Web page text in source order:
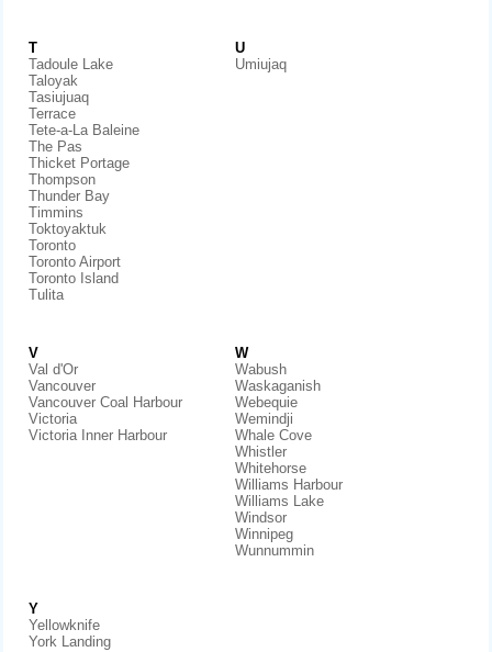
T
Tadoule Lake
Taloyak
Tasiujuaq
Terrace
Tete-a-La Baleine
The Pas
Thicket Portage
Thompson
Thunder Bay
Timmins
Toktoyaktuk
Toronto
Toronto Airport
Toronto Island
Tulita
U
Umiujaq
V
Val d'Or
Vancouver
Vancouver Coal Harbour
Victoria
Victoria Inner Harbour
W
Wabush
Waskaganish
Webequie
Wemindji
Whale Cove
Whistler
Whitehorse
Williams Harbour
Williams Lake
Windsor
Winnipeg
Wunnummin
Y
Yellowknife
York Landing